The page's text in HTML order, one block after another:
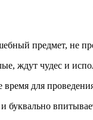
предмет, не
ждут чудес и
для
буквально